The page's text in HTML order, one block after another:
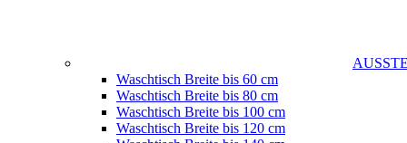
Waschtisch Breite bis 60 cm
Waschtisch Breite bis 80 cm
Waschtisch Breite bis 100 cm
Waschtisch Breite bis 120 cm